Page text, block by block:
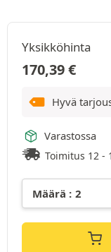
Yksikköhinta
170,39€
Hyvä
Varastossa
Toimitus 12 -